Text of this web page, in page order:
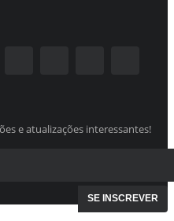
e atualizações interessantes!